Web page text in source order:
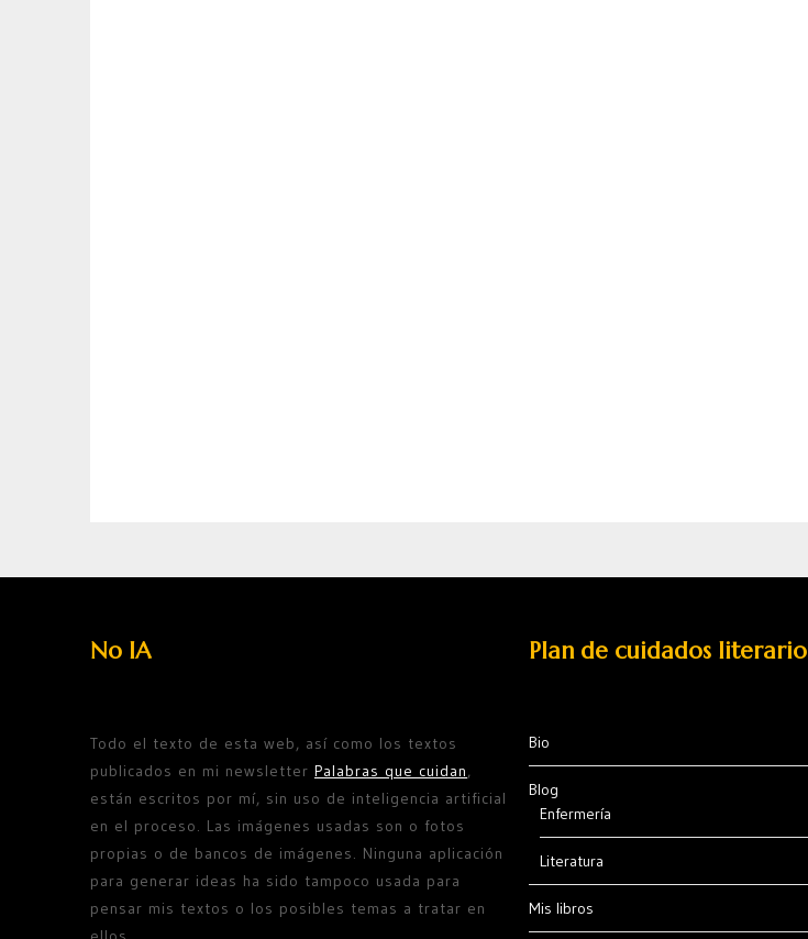
No IA
Todo el texto de esta web, así como los textos
publicados en mi newsletter Palabras que cuidan,
están escritos por mí, sin uso de inteligencia artificial
en el proceso. Las imágenes usadas son o fotos
propias o de bancos de imágenes. Ninguna aplicación
para generar ideas ha sido tampoco usada para
pensar mis textos o los posibles temas a tratar en
Plan de cuidados literario
Bio
Blog
Enfermería
Literatura
Mis libros